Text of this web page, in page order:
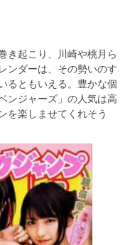
き起こり、川崎や桃月ら
ンダーは、その勢いのす
るともいえる。豊かな個
ンジャーズ」の人気は高
を楽しませてくれそう